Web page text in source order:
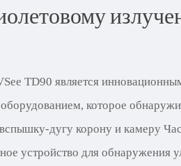
китай
TD90 является
которое
дугу корону и камеру
устройство для обнаружения